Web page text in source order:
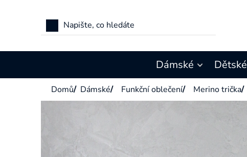
Dámské Dětské
Domů/ Dámské/ Funkční oblečení/ Merino trička/